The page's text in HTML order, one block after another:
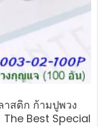
สติก ก้ามปูพวง
Best Special